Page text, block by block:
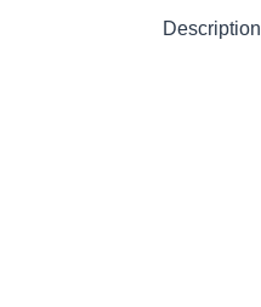
Description